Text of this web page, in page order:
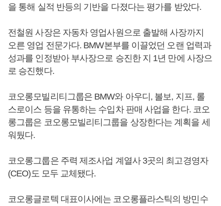
을 통해 실적 반등의 기반을 다졌다는 평가를 받았다.
전철원 사장은 자동차 영업사원으로 출발해 사장까지
오른 영업 전문가다. BMW본부를 이끌었던 오랜 업력과
성과를 인정받아 부사장으로 승진한 지 1년 만에 사장으
로 승진했다.
코오롱모빌리티그룹은 BMW와 아우디, 볼보, 지프, 롤
스로이스 등을 유통하는 수입차 판매 사업을 한다. 코오
롱그룹은 코오롱모빌리티그룹을 상장한다는 계획을 세
워뒀다.
코오롱그룹은 주력 제조사업 계열사 3곳의 최고경영자
(CEO)도 모두 교체됐다.
코오롱글로텍 대표이사에는 코오롱플라스틱의 방민수